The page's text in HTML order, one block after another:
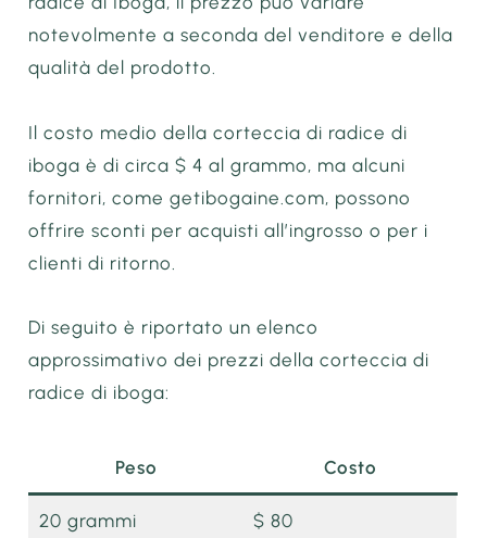
notevolmente a seconda del venditore e della
qualità del prodotto.
Il costo medio della corteccia di radice di
iboga è di circa $ 4 al grammo, ma alcuni
fornitori, come getibogaine.com, possono
offrire sconti per acquisti all’ingrosso o per i
clienti di ritorno.
Di seguito è riportato un elenco
approssimativo dei prezzi della corteccia di
radice di iboga:
Peso Costo
20 grammi $ 80